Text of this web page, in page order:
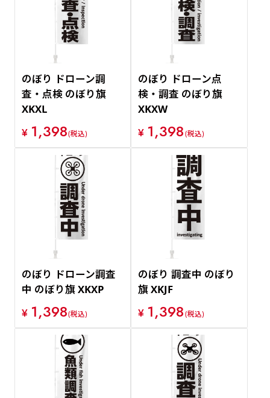
のぼり ドローン調
査・点検 のぼり旗
XKXL
¥ 1,398(税込)
のぼり ドローン点
検・調査 のぼり旗
XKXW
¥ 1,398(税込)
のぼり ドローン調査
中 のぼり旗 XKXP
¥ 1,398(税込)
のぼり 調査中 のぼり
旗 XKJF
¥ 1,398(税込)